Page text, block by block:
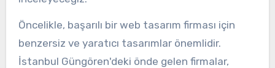
Öncelikle, başarılı bir web tasarım firması için
benzersiz ve yaratıcı tasarımlar önemlidir.
İstanbul Güngören'deki önde gelen firmalar,